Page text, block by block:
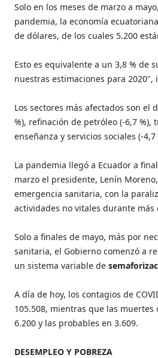
Solo en los meses de marzo a
pandemia, la economía
de dólares, de los cuales 5.200
Esto es equivalente a un 3,8 % de
nuestras estimaciones para 2020",
Los sectores más afectados son el
%), refinación de petróleo (-6,7 %),
enseñanza y servicios sociales (-4,7
La pandemia llegó a Ecuador a
marzo el presidente, Lenín
emergencia sanitaria, con la
actividades no vitales durante más
Solo a finales de mayo, más por
sanitaria, el Gobierno comenzó a
un sistema variable de
A día de hoy, los contagios de
105.508, mientras que las muertes
6.200 y las probables en 3.609.
DESEMPLEO Y POBREZA